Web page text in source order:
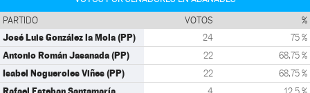
PARTIDO VOTOS %
José Luis González la Mola (PP) 24 75 %
Antonio Román Jasanada (PP) 22 68,75 %
Isabel Nogueroles Viñes (PP) 22 68,75 %